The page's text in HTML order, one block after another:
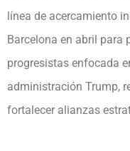
línea de acercamiento
Barcelona en abril para
progresistas enfocada
administración Trump,
fortalecer alianzas